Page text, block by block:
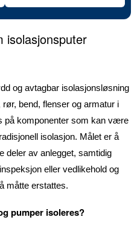
isolasjonsputer
og avtagbar isolasjonsløsning
bend, flenser og armatur i
på komponenter som kan være
isolasjon. Målet er å
deler av anlegget, samtidig
eller vedlikehold og
måtte erstattes.
pumper isoleres?